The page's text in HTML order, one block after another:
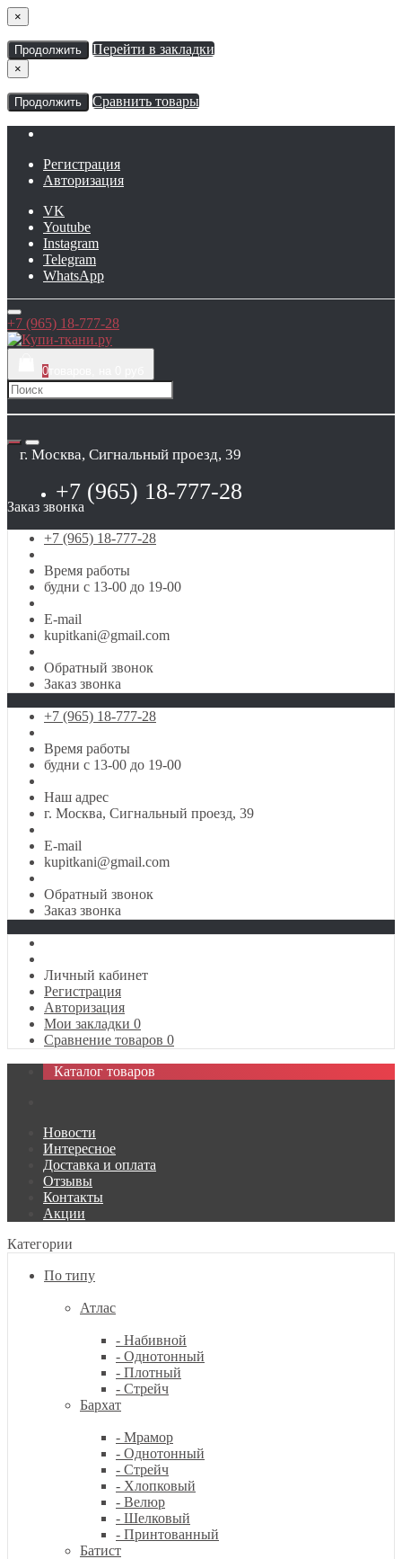
×
Продолжить Перейти в закладки
×
Продолжить Сравнить товары
Регистрация
Авторизация
VK
Youtube
Instagram
Telegram
WhatsApp
+7 (965) 18-777-28
0
г. Москва, Сигнальный проезд, 39
+7 (965) 18-777-28
Заказ звонка
+7 (965) 18-777-28
Время работы
будни с 13-00 до 19-00
E-mail
kupitkani@gmail.com
Обратный звонок
Заказ звонка
+7 (965) 18-777-28
Время работы
будни с 13-00 до 19-00
Наш адрес
г. Москва, Сигнальный проезд, 39
E-mail
kupitkani@gmail.com
Обратный звонок
Заказ звонка
Личный кабинет
Регистрация
Авторизация
Мои закладки 0
Сравнение товаров 0
Каталог товаров
Новости
Интересное
Доставка и оплата
Отзывы
Контакты
Акции
Категории
По типу
Атлас
- Набивной
- Однотонный
- Плотный
- Стрейч
Бархат
- Мрамор
- Однотонный
- Стрейч
- Хлопковый
- Велюр
- Шелковый
- Принтованный
Батист